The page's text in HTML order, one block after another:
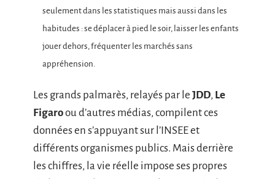
seulement dans les statistiques mais aussi dans les
habitudes : se déplacer à pied le soir, laisser les enfants
jouer dehors, fréquenter les marchés sans
appréhension.
Les grands palmarès, relayés par le JDD, Le
Figaroou d’autres médias, compilent ces
données en s’appuyant sur l’INSEE et
différents organismes publics. Mais derrière
les chiffres, la vie réelle impose ses propres